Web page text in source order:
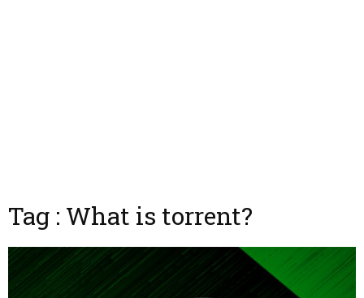
Tag : What is torrent?